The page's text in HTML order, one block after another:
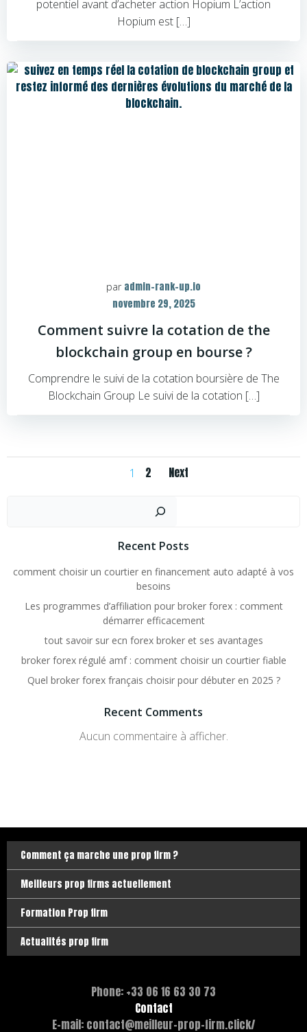
potentiel avant d’acheter action Hopium L’action
Hopium est […]
par admin-rank-up.io
novembre 29, 2025
Comment suivre la cotation de the
blockchain group en bourse ?
Comprendre le suivi de la cotation boursière de The
Blockchain Group Le suivi de la cotation […]
Posts
Page
1 Page
2
Posts
Next
Rechercher
Recent Posts
comment choisir un courtier en financement auto adapté à vos
besoins
Les programmes d’affiliation pour broker forex : comment
démarrer efficacement
tout savoir sur ecn forex broker et ses avantages
broker forex régulé amf : comment choisir un courtier fiable
Quel broker forex français choisir pour débuter en 2025 ?
Recent Comments
Aucun commentaire à afficher.
Comment ça marche une prop firm ?
Meilleurs prop firms actuellement
Formation Prop firm
Actualités prop firm
Phone: +33 06 16 63 30 73
Contact
E-mail: contact@meilleur-prop-firm.click/